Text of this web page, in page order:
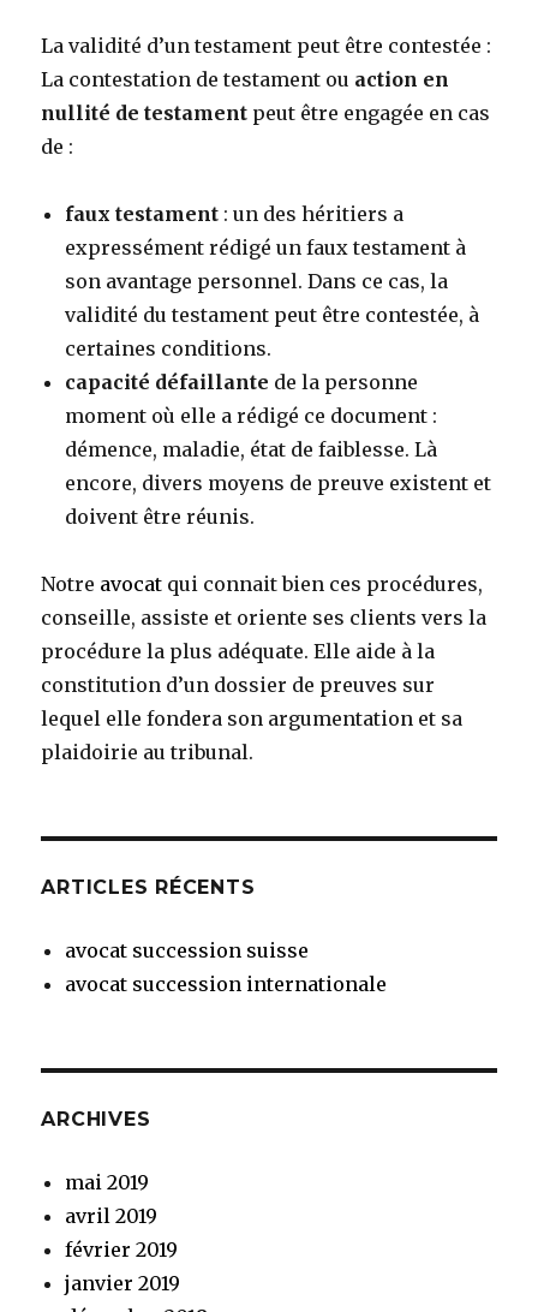
La validité d’un testament peut être contestée :
La contestation de testament ou action en
nullité de testament peut être engagée en cas
de :
faux testament : un des héritiers a
expressément rédigé un faux testament à
son avantage personnel. Dans ce cas, la
validité du testament peut être contestée, à
certaines conditions.
capacité défaillante de la personne
moment où elle a rédigé ce document :
démence, maladie, état de faiblesse. Là
encore, divers moyens de preuve existent et
doivent être réunis.
Notre avocat qui connait bien ces procédures,
conseille, assiste et oriente ses clients vers la
procédure la plus adéquate. Elle aide à la
constitution d’un dossier de preuves sur
lequel elle fondera son argumentation et sa
plaidoirie au tribunal.
ARTICLES RÉCENTS
avocat succession suisse
avocat succession internationale
ARCHIVES
mai 2019
avril 2019
février 2019
janvier 2019